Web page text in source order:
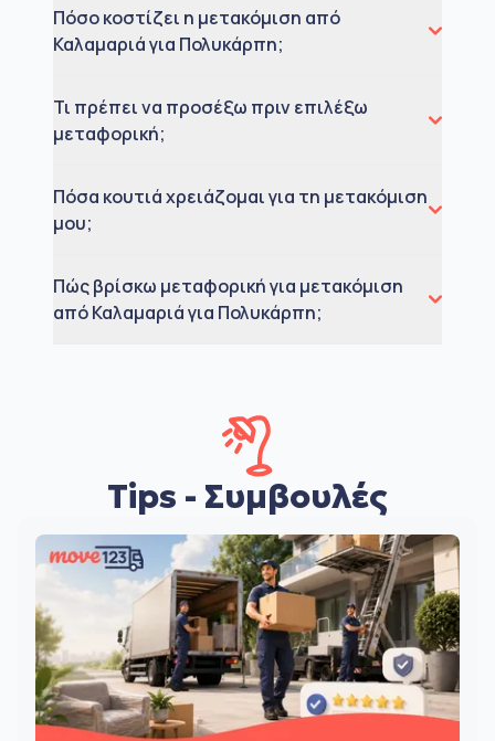
Πόσο κοστίζει η μετακόμιση από
Καλαμαριά για Πολυκάρπη;
Τι πρέπει να προσέξω πριν επιλέξω
μεταφορική;
Πόσα κουτιά χρειάζομαι για τη μετακόμιση
μου;
Πώς βρίσκω μεταφορική για μετακόμιση
από Καλαμαριά για Πολυκάρπη;
Tips - Συμβουλές